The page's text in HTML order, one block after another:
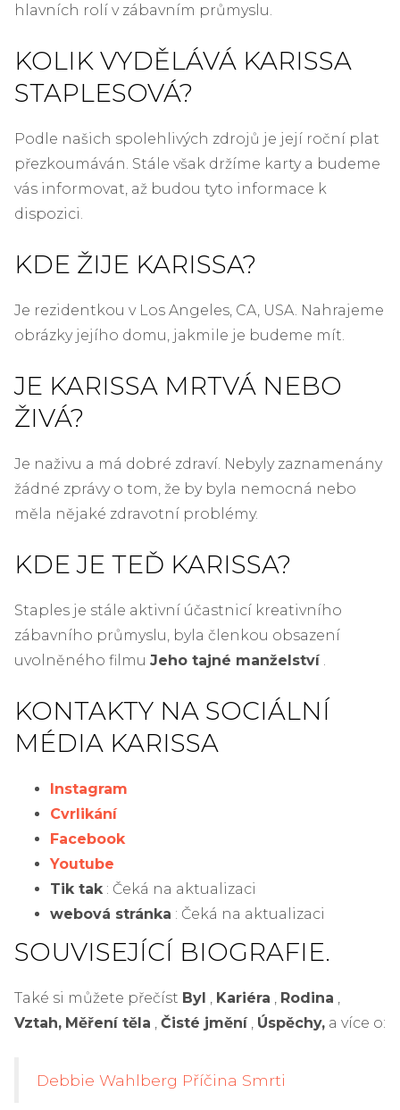
hlavních rolí v zábavním průmyslu.
KOLIK VYDĚLÁVÁ KARISSA
STAPLESOVÁ?
Podle našich spolehlivých zdrojů je její roční plat
přezkoumáván. Stále však držíme karty a budeme
vás informovat, až budou tyto informace k
dispozici.
KDE ŽIJE KARISSA?
Je rezidentkou v Los Angeles, CA, USA. Nahrajeme
obrázky jejího domu, jakmile je budeme mít.
JE KARISSA MRTVÁ NEBO
ŽIVÁ?
Je naživu a má dobré zdraví. Nebyly zaznamenány
žádné zprávy o tom, že by byla nemocná nebo
měla nějaké zdravotní problémy.
KDE JE TEĎ KARISSA?
Staples je stále aktivní účastnicí kreativního
zábavního průmyslu, byla členkou obsazení
uvolněného filmu Jeho tajné manželství.
KONTAKTY NA SOCIÁLNÍ
MÉDIA KARISSA
Instagram
Cvrlikání
Facebook
Youtube
Tik tak : Čeká na aktualizaci
webová stránka : Čeká na aktualizaci
SOUVISEJÍCÍ BIOGRAFIE.
Také si můžete přečíst Byl Kariéra Rodina
Vztah, Měření těla Čisté jmění, Úspěchy, a více o:
Debbie Wahlberg Příčina Smrti